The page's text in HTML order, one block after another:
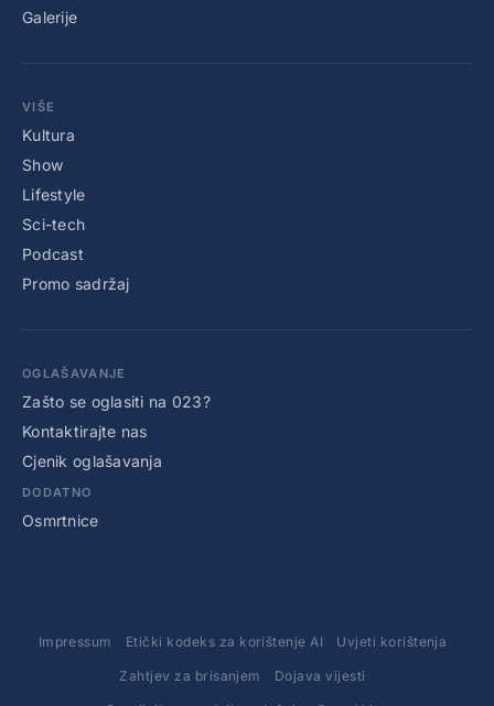
Galerije
VIŠE
Kultura
Show
Lifestyle
Sci-tech
Podcast
Promo sadržaj
OGLAŠAVANJE
Zašto se oglasiti na 023?
Kontaktirajte nas
Cjenik oglašavanja
DODATNO
Osmrtnice
Impressum Etički kodeks za korištenje AI Uvjeti korištenja
Zahtjev za brisanjem Dojava vijesti